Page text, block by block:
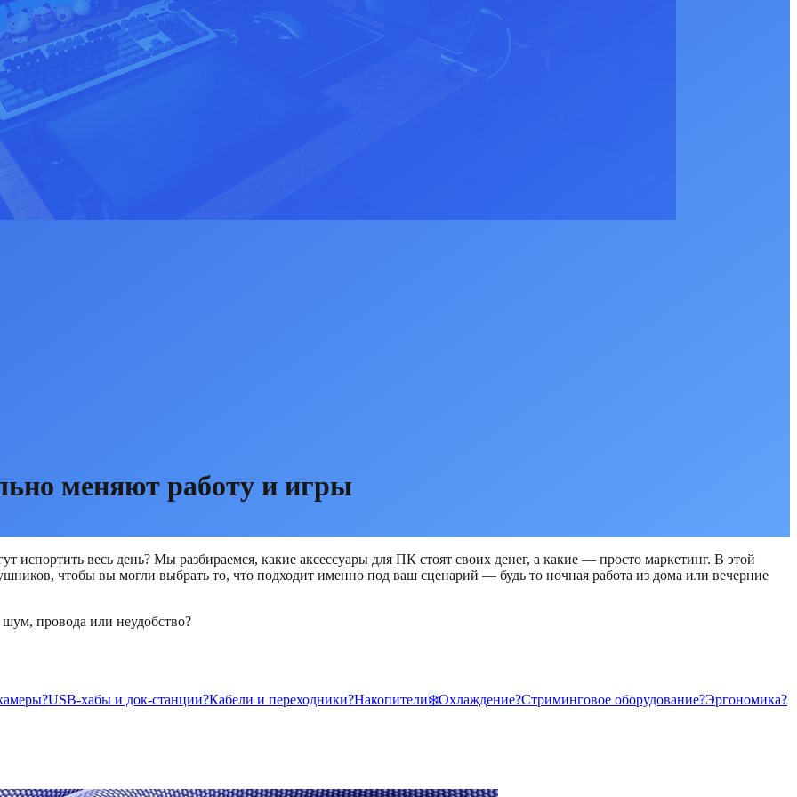
меняют работу и игры
испортить весь день? Мы разбираемся, какие аксессуары для ПК стоят своих денег, а какие — просто маркетинг. В этой
чтобы вы могли выбрать то, что подходит именно под ваш сценарий — будь то ночная работа из дома или вечерние
провода или неудобство?
?USB-хабы и док-станции?Кабели и переходники?Накопители❄️Охлаждение?Стриминговое оборудование?Эргономика?️